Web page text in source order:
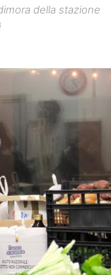
della stazione